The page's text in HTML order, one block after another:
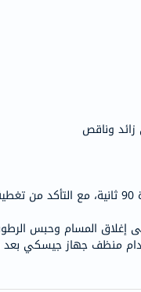
زائد وناقص
إغلاق المسام وحبس
منظف جهاز جيسكي